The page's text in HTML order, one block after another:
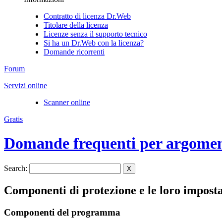
Contratto di licenza Dr.Web
Titolare della licenza
Licenze senza il supporto tecnico
Si ha un Dr.Web con la licenza?
Domande ricorrenti
Forum
Servizi online
Scanner online
Gratis
Domande frequenti per
Search: X
Componenti di protezione e le loro
Componenti del programma